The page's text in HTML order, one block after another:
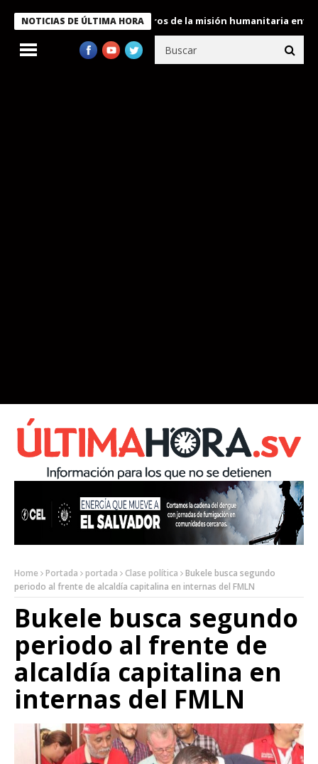
NOTICIAS DE ÚLTIMA HORA
condecora a miembros de la misión humanitaria enviada a
Home Portada portada Clase política
Bukele busca segundo
periodo al frente de alcaldía capitalina en internas del FMLN
Bukele busca segundo
periodo al frente de
alcaldía capitalina en
internas del FMLN